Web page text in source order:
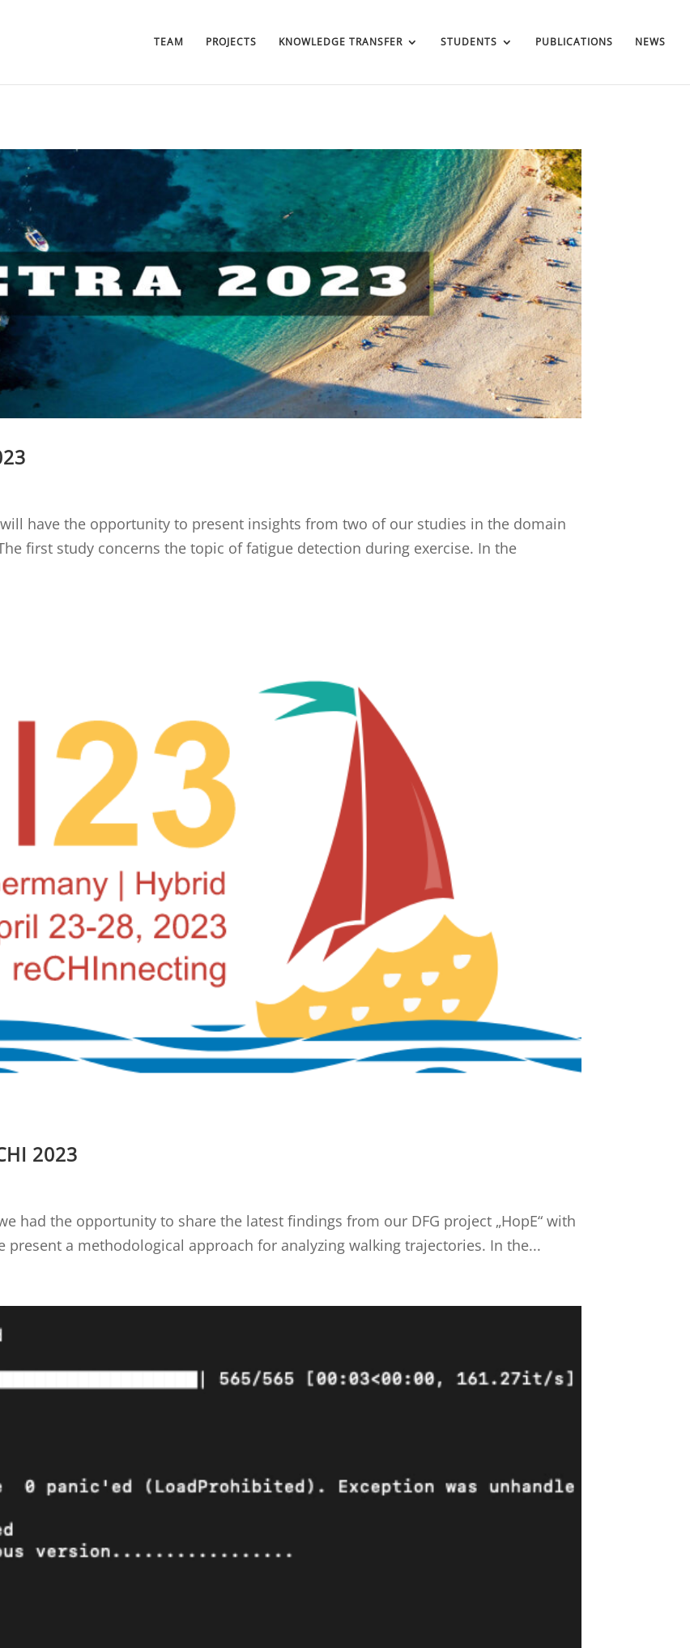
TEAM PROJECTS KNOWLEDGE TRANSFER STUDENTS PUBLICATIONS NEWS
will have the opportunity to present insights from two of our studies in the domain
first study concerns the topic of fatigue detection during exercise. In the
2023
had the opportunity to share the latest findings from our DFG project „HopE“ with
a methodological approach for analyzing walking trajectories. In the...